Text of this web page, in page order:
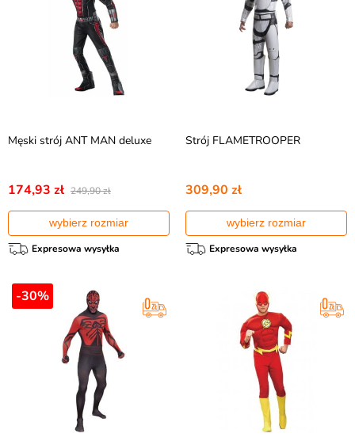
Męski strój ANT MAN deluxe
174,93 zł 249,90 zł
wybierz rozmiar
Expresowa wysyłka
Strój FLAMETROOPER
309,90 zł
wybierz rozmiar
Expresowa wysyłka
-30%